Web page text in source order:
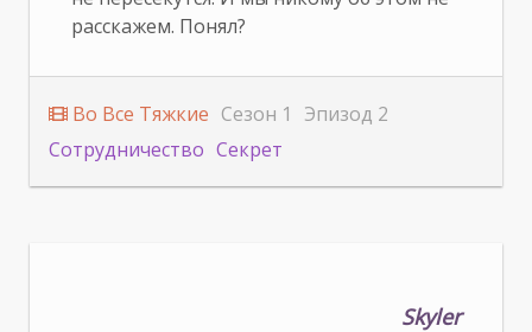
расскажем. Понял?
Во Все Тяжкие Сезон 1
Эпизод 2
Сотрудничество Секрет
Skyler